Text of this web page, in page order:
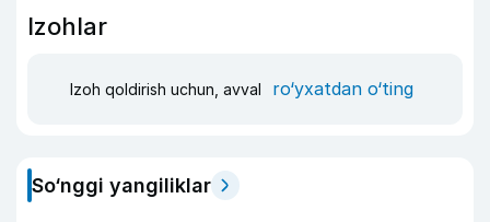
Izohlar
Izoh qoldirish uchun, avval ro‘yxatdan o‘ting
So‘nggi yangiliklar